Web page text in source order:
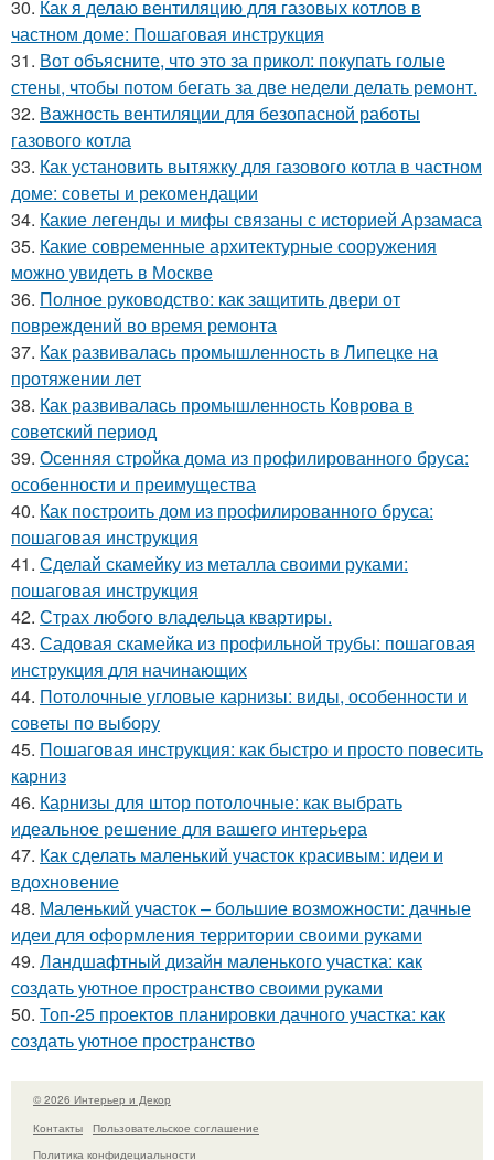
30. Как я делаю вентиляцию для газовых котлов в
частном доме: Пошаговая инструкция
31. Вот объясните, что это за прикол: покупать голые
стены, чтобы потом бегать за две недели делать ремонт.
32. Важность вентиляции для безопасной работы
газового котла
33. Как установить вытяжку для газового котла в частном
доме: советы и рекомендации
34. Какие легенды и мифы связаны с историей Арзамаса
35. Какие современные архитектурные сооружения
можно увидеть в Москве
36. Полное руководство: как защитить двери от
повреждений во время ремонта
37. Как развивалась промышленность в Липецке на
протяжении лет
38. Как развивалась промышленность Коврова в
советский период
39. Осенняя стройка дома из профилированного бруса:
особенности и преимущества
40. Как построить дом из профилированного бруса:
пошаговая инструкция
41. Сделай скамейку из металла своими руками:
пошаговая инструкция
42. Страх любого владельца квартиры.
43. Садовая скамейка из профильной трубы: пошаговая
инструкция для начинающих
44. Потолочные угловые карнизы: виды, особенности и
советы по выбору
45. Пошаговая инструкция: как быстро и просто повесить
карниз
46. Карнизы для штор потолочные: как выбрать
идеальное решение для вашего интерьера
47. Как сделать маленький участок красивым: идеи и
вдохновение
48. Маленький участок – большие возможности: дачные
идеи для оформления территории своими руками
49. Ландшафтный дизайн маленького участка: как
создать уютное пространство своими руками
50. Топ-25 проектов планировки дачного участка: как
создать уютное пространство
© 2026 Интерьер и Декор
Контакты
Пользовательское соглашение
Политика конфидециальности